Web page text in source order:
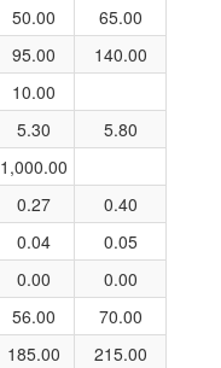
50.00
65.00
95.00
140.00
10.00
5.30
5.80
1,000.00
0.27
0.40
0.04
0.05
0.00
0.00
56.00
70.00
185.00
215.00